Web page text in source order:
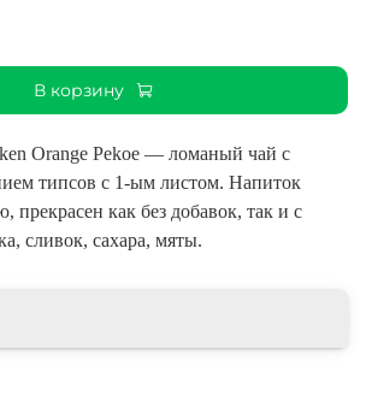
В корзину
Orange Pekoe — ломаный чай с
типсов с 1-ым листом. Напиток
прекрасен как без добавок, так и с
сливок, сахара, мяты.